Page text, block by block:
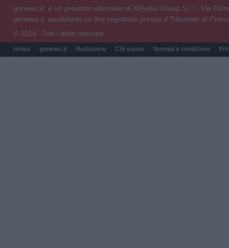
gonews.it è un prodotto editoriale di XMedia Group S.r.l - Via
gonews.it, quotidiano on line registrato presso il Tribunale di
© 2016. Tutti i diritti riservati.
Home gonews.it Redazione Chi siamo Termini e condizioni